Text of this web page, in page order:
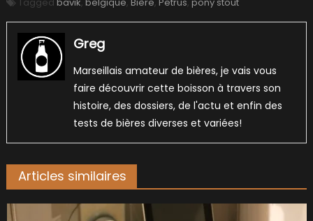
Greg
Marseillais amateur de bières, je vais vous
faire découvrir cette boisson à travers son
histoire, des dossiers, de l'actu et enfin des
tests de bières diverses et variées!
Articles similaires